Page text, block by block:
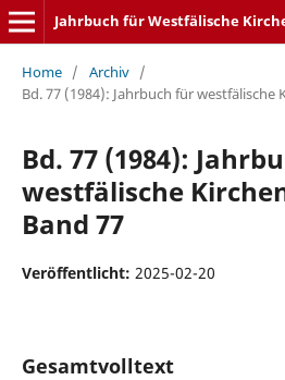
Jahrbuch für Westfälische
Home / Archiv /
Bd. 77 (1984): Jahrbuch für westfälische
Bd. 77 (1984):
westfälische
Band 77
Veröffentlicht: 2025-02-20
Gesamtvolltext